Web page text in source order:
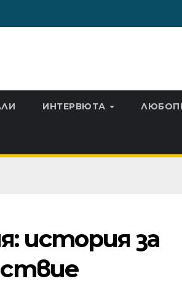
ИНТЕРВЮТА
история за